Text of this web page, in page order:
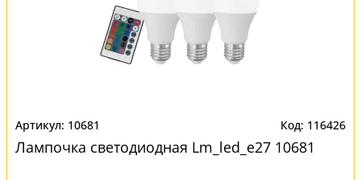
10681 116426
Лампочка светодиодная Lm_led_e27 10681